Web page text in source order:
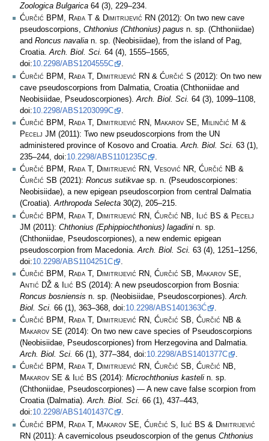
Zoologica Bulgarica 64 (3), 229–234.
Ćurčić BPM, Rađa T & Dimitrijević RN (2012): On two new cave
pseudoscorpions, Chthonius (Chthonius) pagus n. sp. (Chthoniidae)
and Roncus navalia n. sp. (Neobisiidae), from the island of Pag,
Croatia.Arch. Biol. Sci. 64 (4), 1555–1565,
doi:10.2298/ABS1204555C
.
Ćurčić BPM, Rađa T, Dimitrijević RN & Ćurčić S (2012): On two new
cave pseudoscorpions from Dalmatia, Croatia (Chthoniidae and
Neobisiidae, Pseudoscorpiones). Arch. Biol. Sci. 64 (3), 1099–1108,
doi:10.2298/ABS1203099C
Ćurčić BPM, Rađa T, Dimitrijević RN, Makarov SE, Milinčić M &
Pecelj JM (2011): Two new pseudoscorpions from the UN
administered province of Kosovo and Croatia.Arch. Biol. Sci. 63 (1),
235–244, doi:10.2298/ABS1101235C
.
Ćurčić BPM, Rađa T, Dimitrijević RN, Vesović NR, Ćurčić NB &
Ćurčić SB (2021): Roncus sutikvae sp. n. (Pseudoscorpiones:
Neobisiidae), a new epigean pseudoscorpion from central Dalmatia
(Croatia).Arthropoda Selecta 30(2), 205–215.
Ćurčić BPM, Rađa T, Dimitrijević RN, Ćurčić NB, Ilić BS & Pecelj
JM (2011): Chthonius (Ephippiochthonius) lagadini n. sp.
(Chthoniidae, Pseudoscorpiones), a new endemic epigean
pseudoscorpion from Macedonia. Arch. Biol. Sci. 63 (4), 1251–1256,
doi:10.2298/ABS1104251C
Ćurčić BPM, Rađa T, Dimitrijević RN, Ćurčić SB, Makarov SE,
Antić DŽ & Ilić BS (2014): A new pseudoscorpion from Bosnia:
Roncus bosniensis n. sp. (Neobisiidae, Pseudoscorpiones). Arch.
Biol. Sci. 66 (1), 363–368, doi:10.2298/ABS1401363Ć
Ćurčić BPM, Rađa T, Dimitrijević RN, Ćurčić SB, Ćurčić NB &
Makarov SE (2014): On two new cave species of Pseudoscorpions
(Neobisiidae, Pseudoscorpiones) from Herzegovina and Dalmatia.
Arch. Biol. Sci. 66 (1), 377–384, doi:10.2298/ABS1401377C
.
Ćurčić BPM, Rađa T, Dimitrijević RN, Ćurčić SB, Ćurčić NB,
Makarov SE & Ilić BS (2014): Microchthonius kasteli n. sp.
(Chthoniidae, Pseudoscorpiones) — A new cave false scorpion from
Croatia (Dalmatia).Arch. Biol. Sci. 66 (1), 437–443,
doi:10.2298/ABS1401437C
.
Ćurčić BPM, Rađa T, Makarov SE, Ćurčić S, Ilić BS & Dimitrijević
RN (2011): A cavernicolous pseudoscorpion of the genus Chthonius